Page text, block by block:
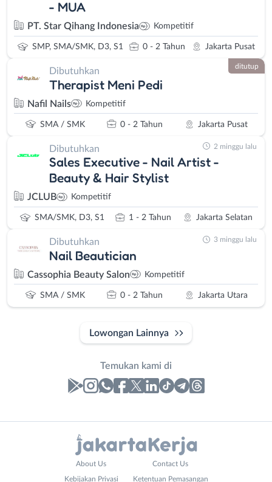
- MUA
PT. Star Qihang Indonesia Kompetitif
SMP, SMA/SMK, D3, S1 0 - 2 Tahun Jakarta Pusat
Dibutuhkan
Therapist Meni Pedi
Nafil Nails Kompetitif
SMA / SMK 0 - 2 Tahun Jakarta Pusat
ditutup
Dibutuhkan
Sales Executive - Nail Artist -
Beauty & Hair Stylist
JCLUB Kompetitif
SMA/SMK, D3, S1 1 - 2 Tahun Jakarta Selatan
2 minggu lalu
Dibutuhkan
Nail Beautician
Cassophia Beauty Salon Kompetitif
SMA / SMK 0 - 2 Tahun Jakarta Utara
3 minggu lalu
Lowongan Lainnya
Temukan kami di
About Us Contact Us
Kebijakan Privasi Ketentuan Pemasangan